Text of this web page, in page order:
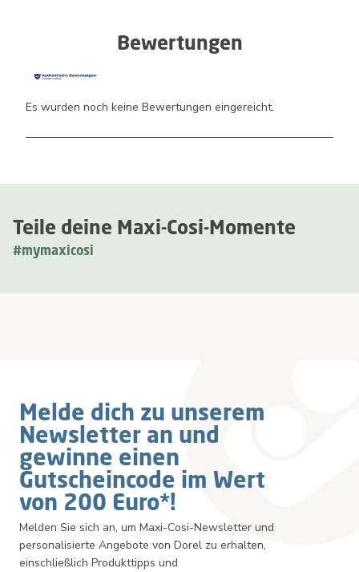
Teile deine Maxi-Cosi-Momente
#mymaxicosi
Bewertungen
Es wurden noch keine Bewertungen eingereicht.
Melde dich zu unserem
Newsletter an und
gewinne einen
Gutscheincode im Wert
von 200 Euro*!
Melden Sie sich an, um Maxi-Cosi-Newsletter und
personalisierte Angebote von Dorel zu erhalten,
einschließlich Produkttipps und